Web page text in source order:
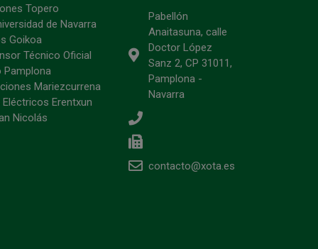
Topero
de Navarra
Goikoa
Técnico Oficial
Pamplona
Mariezcurrena
Erentxun
Nicolás
Pabellón
Anaitasuna, calle
Doctor López
Sanz 2, CP 31011,
Pamplona -
Navarra
contacto@xota.es